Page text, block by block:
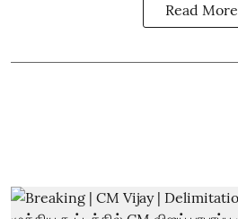
Read More